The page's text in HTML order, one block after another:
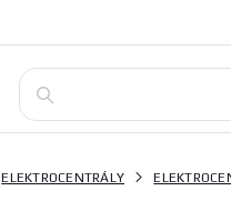
ELEKTROCENTRÁLY